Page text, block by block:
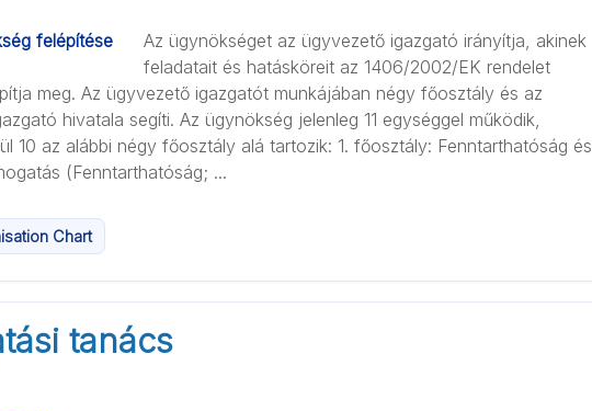
Az ügynökséget az ügyvezető igazgató irányítja, akinek
feladatait és hatásköreit az 1406/2002/EK rendelet
meg. Az ügyvezető igazgatót munkájában négy főosztály és az
hivatala segíti. Az ügynökség jelenleg 11 egységgel működik,
10 az alábbi négy főosztály alá tartozik: 1. főosztály: Fenntarthatóság és
(Fenntarthatóság; ...
Chart
tanács